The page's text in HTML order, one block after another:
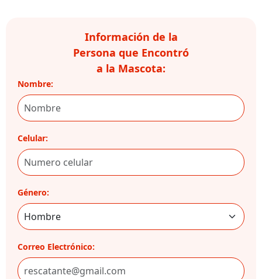
Información de la
Persona que Encontró
a la Mascota:
Nombre:
Celular:
Género:
Correo Electrónico: